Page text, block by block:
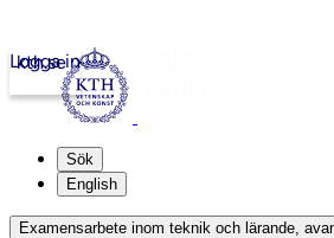
kth.se
Logga in
Sök
English
Examensarbete inom teknik och lärande,